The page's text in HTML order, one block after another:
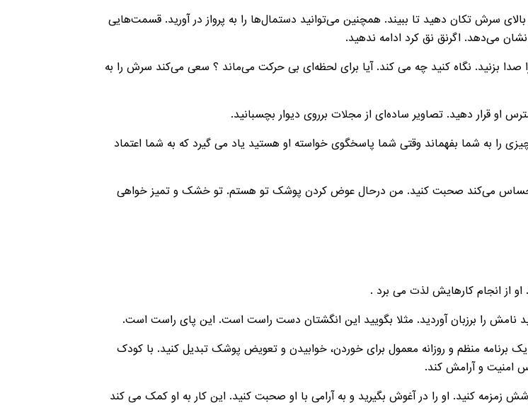
سرش تکان دهید تا ببیند. همچنین می‌توانید دستمال‌ها را به پرواز در آورید. قسمت‌هایی
می‌دهد. اگرنق نق کرد ادامه ندهید.
صدا بزنید. نگاه کنید چه می کند. آیا برای لحظه‌ای بی حرکت می‌ماند ؟ سعی می‌کند سرش را به
را به شما بفهماند وقتی شما پاسخگوی خواسته او هستید یاد می‌ گیرد که به شما اعتماد
و احساس می‌کند صحبت کنید. من درحال عوض کردن پوشک تو هستم. تو خشک و تمیز خواهی
برنامه منظم و روزانه معمول برای خوردن، خوابیدن و تعویض پوشک تبدیل کنید. با کودک
امنیت و آرامش کند.
زمزمه کنید. او را در آغوش بگیرید و به آرامی با او صحبت کنید. این کار به او کمک می کند